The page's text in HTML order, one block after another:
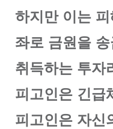
하지만 이는
좌로 금원을
취득하는 투자
피고인은 긴급
피고인은 자신